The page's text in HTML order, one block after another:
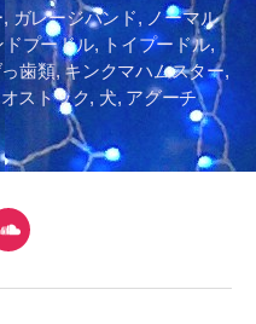
, ガレージバンド, ノーマル
ドプードル, トイプードル,
歯類,キンクマハムスター,
ストック, 犬, アグーチ
SoundCloud